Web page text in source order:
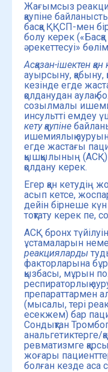
Жағымсыз
қаупіне
басқа ҚҚСП-мен
болу керек
әрекеттесуі»
Асқазан-ішектен қан
ауырсыну, қабыну,
кезінде егде
қолданудан аулақ
созылмалы
инсультті емдеу
кету қаупіне
ишемиялық
егде жастағы
қышқылының (АСҚ)
қолдану керек.
Егер қан кетудің
асып кетсе,
дейін бірнеше
тоқтату керек пе,
АСҚ бронх
ұстамаларын
реакцияларды
факторларына
қызбасы, мұрын
респираторлық
препараттармен
(мысалы, тері
есекжем) бар
Сондықтан
анальгетиктерге/
ревматизмге
жоғары
болған кезде аса